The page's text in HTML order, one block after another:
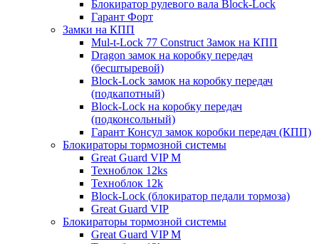
Блокиратор рулевого вала Block-Lock
Гарант Форт
Замки на КПП
Mul-t-Lock 77 Construct Замок на КПП
Dragon замок на коробку передач
(бесштыревой)
Block-Lock замок на коробку передач
(подкапотный)
Block-Lock на коробку передач
(подконсольный)
Гарант Консул замок коробки передач (КПП)
Блокираторы тормозной системы
Great Guard VIP M
Техноблок 12ks
Техноблок 12k
Block-Lock (блокиратор педали тормоза)
Great Guard VIP
Блокираторы тормозной системы
Great Guard VIP M